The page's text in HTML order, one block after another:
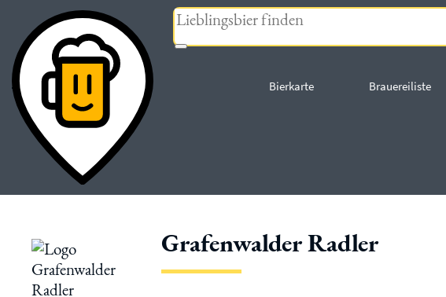
Bierkarte Brauereiliste
« zurück
Grafenwalder Radler